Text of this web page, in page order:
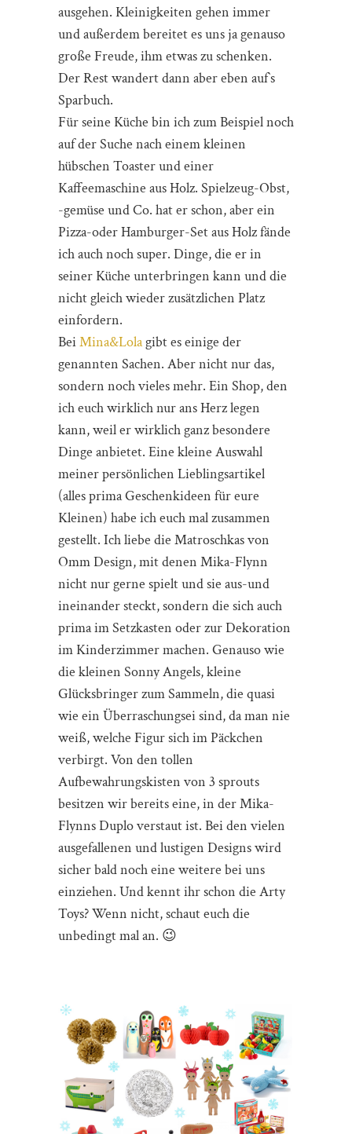
ausgehen. Kleinigkeiten gehen immer
und außerdem bereitet es uns ja genauso
große Freude, ihm etwas zu schenken.
Der Rest wandert dann aber eben auf`s
Sparbuch.
Für seine Küche bin ich zum Beispiel noch
auf der Suche nach einem kleinen
hübschen Toaster und einer
Kaffeemaschine aus Holz. Spielzeug-Obst,
-gemüse und Co. hat er schon, aber ein
Pizza-oder Hamburger-Set aus Holz fände
ich auch noch super. Dinge, die er in
seiner Küche unterbringen kann und die
nicht gleich wieder zusätzlichen Platz
einfordern.
BeiMina&Lolagibt es einige der
genannten Sachen. Aber nicht nur das,
sondern noch vieles mehr. Ein Shop, den
ich euch wirklich nur ans Herz legen
kann, weil er wirklich ganz besondere
Dinge anbietet. Eine kleine Auswahl
meiner persönlichen Lieblingsartikel
(alles prima Geschenkideen für eure
Kleinen) habe ich euch mal zusammen
gestellt. Ich liebe die Matroschkas von
Omm Design, mit denen Mika-Flynn
nicht nur gerne spielt und sie aus-und
ineinander steckt, sondern die sich auch
prima im Setzkasten oder zur Dekoration
im Kinderzimmer machen. Genauso wie
die kleinen Sonny Angels, kleine
Glücksbringer zum Sammeln, die quasi
wie ein Überraschungsei sind, da man nie
weiß, welche Figur sich im Päckchen
verbirgt. Von den tollen
Aufbewahrungskisten von 3 sprouts
besitzen wir bereits eine, in der Mika-
Flynns Duplo verstaut ist. Bei den vielen
ausgefallenen und lustigen Designs wird
sicher bald noch eine weitere bei uns
einziehen. Und kennt ihr schon die Arty
Toys? Wenn nicht, schaut euch die
unbedingt mal an. 😉